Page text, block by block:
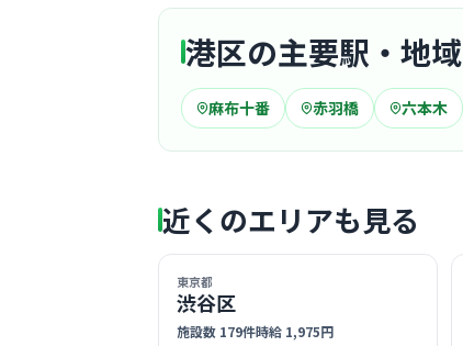
港区の主要駅・地域
麻布十番 赤羽橋 六本木
近くのエリアも見る
東京都
渋谷区
施設数 179件時給 1,975円